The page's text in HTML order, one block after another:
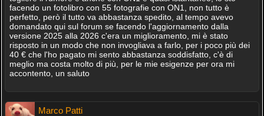
facendo un fotolibro con 55 fotografie con ON1, non tutto è
perfetto, però il tutto va abbastanza spedito, al tempo avevo
domandato qui sul forum se facendo l'aggiornamento dalla
versione 2025 alla 2026 c'era un miglioramento, mi è stato
risposto in un modo che non invogliava a farlo, per i poco più dei
40 € che l'ho pagato mi sento abbastanza soddisfatto, c'è di
meglio ma costa molto di più, per le mie esigenze per ora mi
accontento, un saluto
Marco Patti